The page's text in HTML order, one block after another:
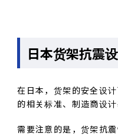
日本货架抗震
在日本，货架的安全设
的相关标准、制造商设
需要注意的是，货架抗